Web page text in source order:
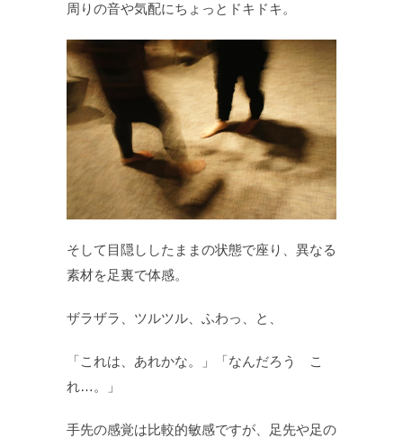
周りの音や気配にちょっとドキドキ。
そして目隠ししたままの状態で座り、異なる
素材を足裏で体感。
ザラザラ、ツルツル、ふわっ、と、
「これは、あれかな。」「なんだろう こ
れ…。」
手先の感覚は比較的敏感ですが、足先や足の